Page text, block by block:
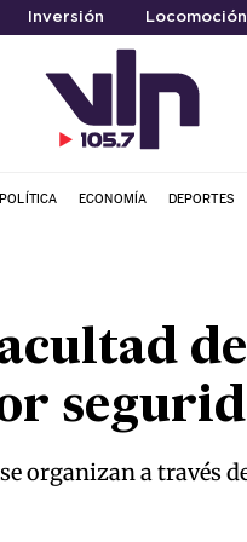
Inversión
POLÍTICA ECONOMÍA DEPORTES
organizan a través